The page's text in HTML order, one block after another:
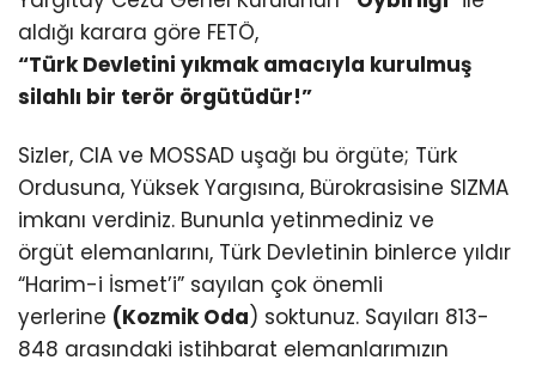
aldığı karara göre FETÖ,
“Türk Devletini yıkmak amacıyla kurulmuş
silahlı bir terör örgütüdür!”
Sizler, CIA ve MOSSAD uşağı bu örgüte; Türk
Ordusuna, Yüksek Yargısına, Bürokrasisine SIZMA
imkanı verdiniz. Bununla yetinmediniz ve
örgüt elemanlarını, Türk Devletinin binlerce yıldır
“Harim-i İsmet’i” sayılan çok önemli
yerlerine (Kozmik Oda) soktunuz. Sayıları 813-
848 arasındaki istihbarat elemanlarımızın